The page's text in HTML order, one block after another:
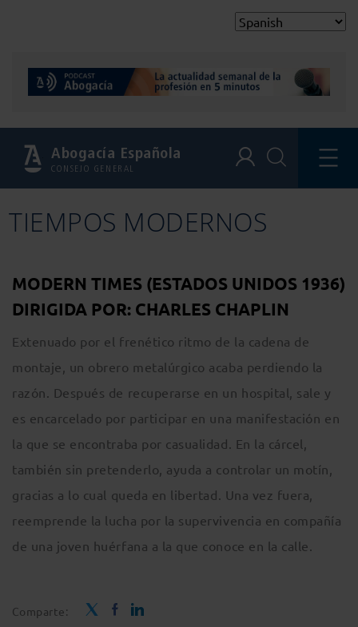
Abogacía Española
CONSEJO GENERAL
TIEMPOS MODERNOS
MODERN TIMES (ESTADOS UNIDOS 1936)
DIRIGIDA POR: CHARLES CHAPLIN
Extenuado por el frenético ritmo de la cadena de
montaje, un obrero metalúrgico acaba perdiendo la
razón. Después de recuperarse en un hospital, sale y
es encarcelado por participar en una manifestación en
la que se encontraba por casualidad. En la cárcel,
también sin pretenderlo, ayuda a controlar un motín,
gracias a lo cual queda en libertad. Una vez fuera,
reemprende la lucha por la supervivencia en compañía
de una joven huérfana a la que conoce en la calle.
Comparte: